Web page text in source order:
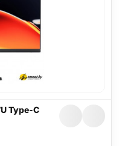
Type-C